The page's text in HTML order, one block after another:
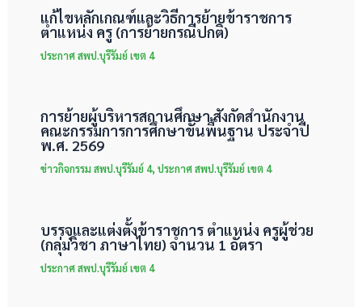
แก้ไขหลักเกณฑ์และวิธีการย้ายข้าราชการ
ตำแหน่ง ครู (การย้ายกรณีปกติ)
ประกาศ สพป.บุรีรัมย์ เขต 4
การย้ายผู้บริหารสถานศึกษา สังกัดสำนักงาน
คณะกรรมการการศึกษาขั้นพื้นฐาน ประจำปี
พ.ศ. 2569
ข่าวกิจกรรม สพป.บุรีรัมย์ 4,ประกาศ สพป.บุรีรัมย์ เขต 4
บรรจุและแต่งตั้งข้าราชการ ตำแหน่ง ครูผู้ช่วย
(กลุ่มวิชา ภาษาไทย) จำนวน 1 อัตรา
ประกาศ สพป.บุรีรัมย์ เขต 4